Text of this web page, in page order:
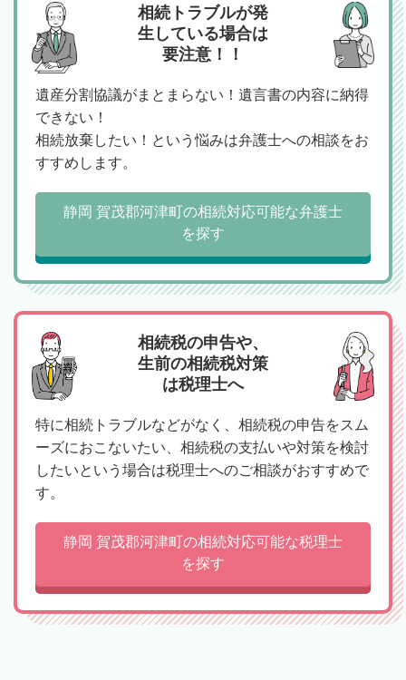
相続トラブルが発
生している場合は
要注意！！
遺産分割協議がまとまらない！遺言書の内容に納得
できない！
相続放棄したい！という悩みは弁護士への相談をお
すすめします。
静岡 賀茂郡河津町の相続対応可能な弁護士
を探す
相続税の申告や、
生前の相続税対策
は税理士へ
特に相続トラブルなどがなく、相続税の申告をスム
ーズにおこないたい、相続税の支払いや対策を検討
したいという場合は税理士へのご相談がおすすめで
す。
静岡 賀茂郡河津町の相続対応可能な税理士
を探す